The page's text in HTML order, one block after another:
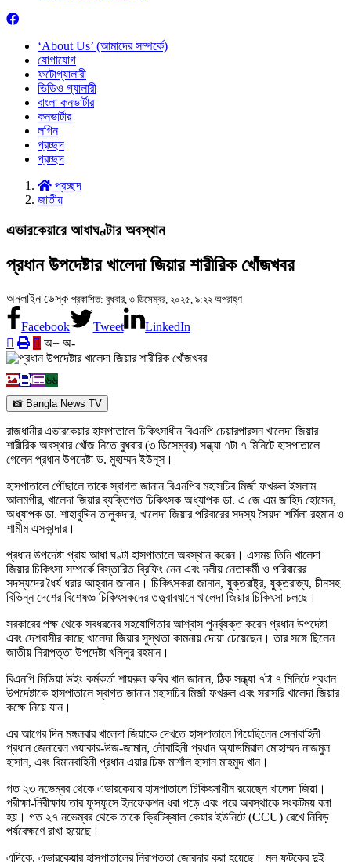
‘About Us’ (আমাদের সম্পর্কে)
যোগাযোগ
ফটোগ্যালারী
ভিডিও গ্যালারী
বাংলা কনভার্টার
কনভার্টার
লগিন
প্রচ্ছদ
প্রচ্ছদ
প্রচ্ছদ
জাতীয়
এভারকেয়ারে আধাঘণ্টার অবস্থান
প্রধান উপদেষ্টার খালেদা জিয়ার শারীরিক খোঁজখবর
অনলাইন ডেস্ক প্রকাশিত: বুধবার, ৩ ডিসেম্বর, ২০২৫, ৯:২২ অপরাহ্ণ
Facebook Tweet
LinkedIn
অ+ অ-
৬৬
📸 Bangla News TV
রাজধানীর এভারকেয়ার হাসপাতালে চিকিৎসাধীন বিএনপি চেয়ারপারসন খালেদা জিয়ার
শারীরিক অবস্থার খোঁজ নিতে বুধবার (৩ ডিসেম্বর) সন্ধ্যা ৭টা ৭ মিনিটে হাসপাতালে
গেলেন প্রধান উপদেষ্টা ড. মুহাম্মদ ইউনূস।
হাসপাতালে পৌঁছালে তাকে স্বাগত জানান বিএনপির মহাসচিব মির্জা ফখরুল ইসলাম
আলমগীর, খালেদা জিয়ার ব্যক্তিগত চিকিৎসক অধ্যাপক ডা. এ জে এম জাহিদ হোসেন,
অধ্যাপক ডা. শাহাবুদ্দিন তালুকদার, খালেদা জিয়ার পরিবারের সদস্য সৈয়দা শর্মিলা রহমান ও
শামীম এসকান্দার।
প্রধান উপদেষ্টা প্রায় আধা ঘণ্টা হাসপাতালে অবস্থান করেন। এসময় তিনি খালেদা
জিয়ার চিকিৎসা সম্পর্কে বিস্তারিত ব্রিফিং নেন এবং দলীয় নেতাকর্মী ও পরিবারের
সদস্যদের ধৈর্য ধরার আহ্বান জানান। চিকিৎসকরা জানান, যুক্তরাষ্ট্র, যুক্তরাজ্য, চীনসহ
বিভিন্ন দেশের বিশেষজ্ঞ চিকিৎসকদের তত্ত্বাবধানে খালেদা জিয়ার চিকিৎসা চলছে।
সরকারের পক্ষ থেকে সবধরনের সহযোগিতার আশ্বাস পুনর্ব্যক্ত করেন প্রধান উপদেষ্টা
এবং দেশবাসীর কাছে খালেদা জিয়ার সুস্থতা কামনায় দোয়া চেয়েছেন। তার সঙ্গে ছিলেন
জাতীয় নিরাপত্তা উপদেষ্টা খলিলুর রহমান।
বিএনপি মিডিয়া উইং কর্মকর্তা শায়রুল কবির খান জানান, ঠিক সন্ধ্যা ৭টা ৭ মিনিটে প্রধান
উপদেষ্টাকে হাসপাতালে স্বাগত জানান মহাসচিব মির্জা ফখরুল এবং সরাসরি খালেদা জিয়ার
কক্ষে নিয়ে যান।
এর আগের দিন মঙ্গলবার খালেদা জিয়াকে দেখতে হাসপাতালে গিয়েছিলেন সেনাবাহিনী
প্রধান জেনারেল ওয়াকার-উজ-জামান, নৌবাহিনী প্রধান অ্যাডমিরাল মোহাম্মদ নাজমুল
হাসান, এবং বিমানবাহিনী প্রধান এয়ার চিফ মার্শাল হাসান মাহমুদ খান।
গত ২৩ নভেম্বর থেকে এভারকেয়ার হাসপাতালে চিকিৎসাধীন রয়েছেন খালেদা জিয়া।
পরীক্ষা-নিরীক্ষায় তার ফুসফুসে ইনফেকশন ধরা পড়ে এবং পরে অবস্থাকে সংকটময় বলা
হয়। গত ২৭ নভেম্বর থেকে তাকে ক্রিটিক্যাল কেয়ার ইউনিটে (CCU) রেখে নিবিড়
পর্যবেক্ষণে রাখা হয়েছে।
এদিকে, এভারকেয়ার হাসপাতালের নিরাপত্তা জোরদার করা হয়েছে। মূল ফটকের দুই